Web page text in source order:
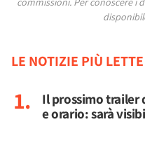
LE NOTIZIE PIÙ LETTE
Il prossimo trailer
e orario: sarà